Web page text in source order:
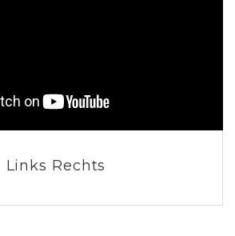
Links Rechts